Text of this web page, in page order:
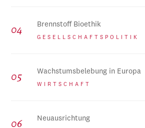
Brennstoff Bioethik
GESELLSCHAFTSPOLITIK
Wachstumsbelebung in Europa
WIRTSCHAFT
Neuausrichtung